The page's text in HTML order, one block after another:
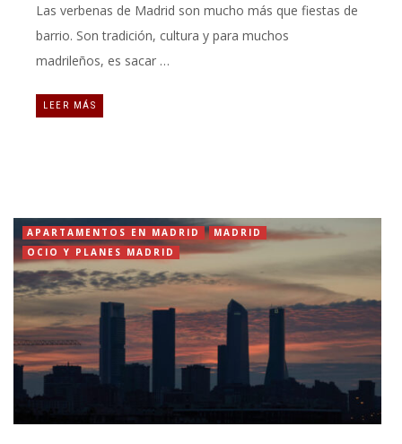
Las verbenas de Madrid son mucho más que fiestas de
barrio. Son tradición, cultura y para muchos
madrileños, es sacar …
LEER MÁS
APARTAMENTOS EN MADRID
MADRID
OCIO Y PLANES MADRID